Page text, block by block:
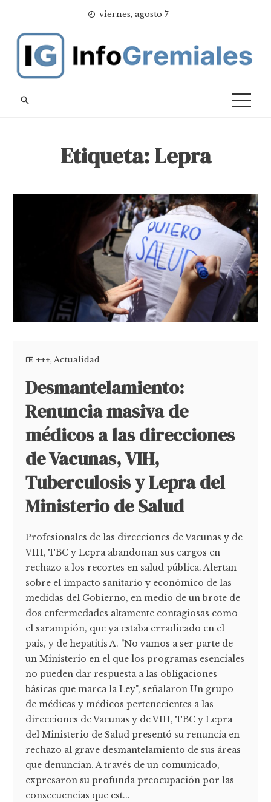
content
viernes, agosto 7
Etiqueta:Lepra
+++,Actualidad
Desmantelamiento:
Renuncia masiva de
médicos a las direcciones
de Vacunas, VIH,
Tuberculosis y Lepra del
Ministerio de Salud
Profesionales de las direcciones de Vacunas y de
VIH, TBC y Lepra abandonan sus cargos en
rechazo a los recortes en salud pública. Alertan
sobre el impacto sanitario y económico de las
medidas del Gobierno, en medio de un brote de
dos enfermedades altamente contagiosas como
el sarampión, que ya estaba erradicado en el
país, y de hepatitis A. "No vamos a ser parte de
un Ministerio en el que los programas esenciales
no pueden dar respuesta a las obligaciones
básicas que marca la Ley", señalaron Un grupo
de médicas y médicos pertenecientes a las
direcciones de Vacunas y de VIH, TBC y Lepra
del Ministerio de Salud presentó su renuncia en
rechazo al grave desmantelamiento de sus áreas
que denuncian. A través de un comunicado,
expresaron su profunda preocupación por las
consecuencias que est...